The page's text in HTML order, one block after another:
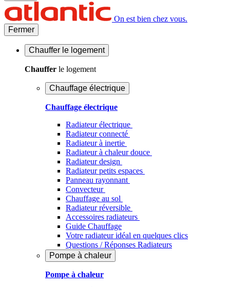
On est bien chez vous.
Fermer
Chauffer le logement
Chauffer le logement
Chauffage électrique
Chauffage électrique
Radiateur électrique
Radiateur connecté
Radiateur à inertie
Radiateur à chaleur douce
Radiateur design
Radiateur petits espaces
Panneau rayonnant
Convecteur
Chauffage au sol
Radiateur réversible
Accessoires radiateurs
Guide Chauffage
Votre radiateur idéal en quelques clics
Questions / Réponses Radiateurs
Pompe à chaleur
Pompe à chaleur